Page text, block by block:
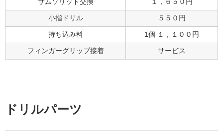
サムソリッド交換 １，６５０円
小指ドリル ５５０円
持ち込み料 1個 １，１００円
フィンガーグリップ接着 サービス
ドリルパーツ